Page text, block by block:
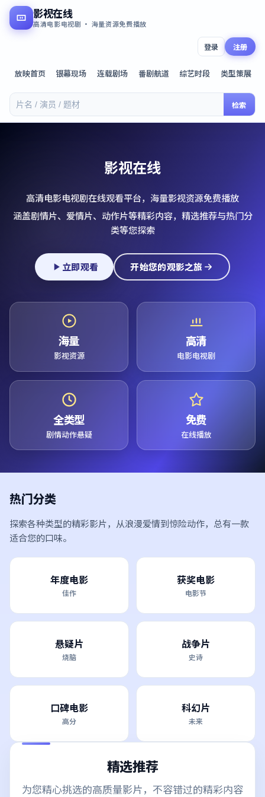
影视在线
高清电影电视剧 · 海量资源免费播放
放映首页 银幕现场 连载剧场 番剧航道 综艺时段 类型策展
检索
登录 注册
影视在线
高清电影电视剧在线观看平台，海量影视资源免费播放
涵盖剧情片、爱情片、动作片等精彩内容，精选推荐与热门分
类等您探索
立即观看 开始您的观影之旅
海量
影视资源
高清
电影电视剧
全类型
剧情动作悬疑
免费
在线播放
热门分类
探索各种类型的精彩影片，从浪漫爱情到惊险动作，总有一款
适合您的口味。
年度电影
佳作
获奖电影
电影节
悬疑片
烧脑
战争片
史诗
口碑电影
高分
科幻片
未来
精选推荐
为您精心挑选的高质量影片，不容错过的精彩内容